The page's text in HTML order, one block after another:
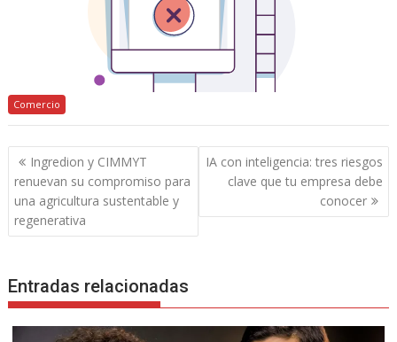
Comercio
Navegación
de
entradas
Ingredion y CIMMYT
renuevan su compromiso para
una agricultura sustentable y
regenerativa
IA con inteligencia: tres riesgos
clave que tu empresa debe
conocer
Entradas relacionadas